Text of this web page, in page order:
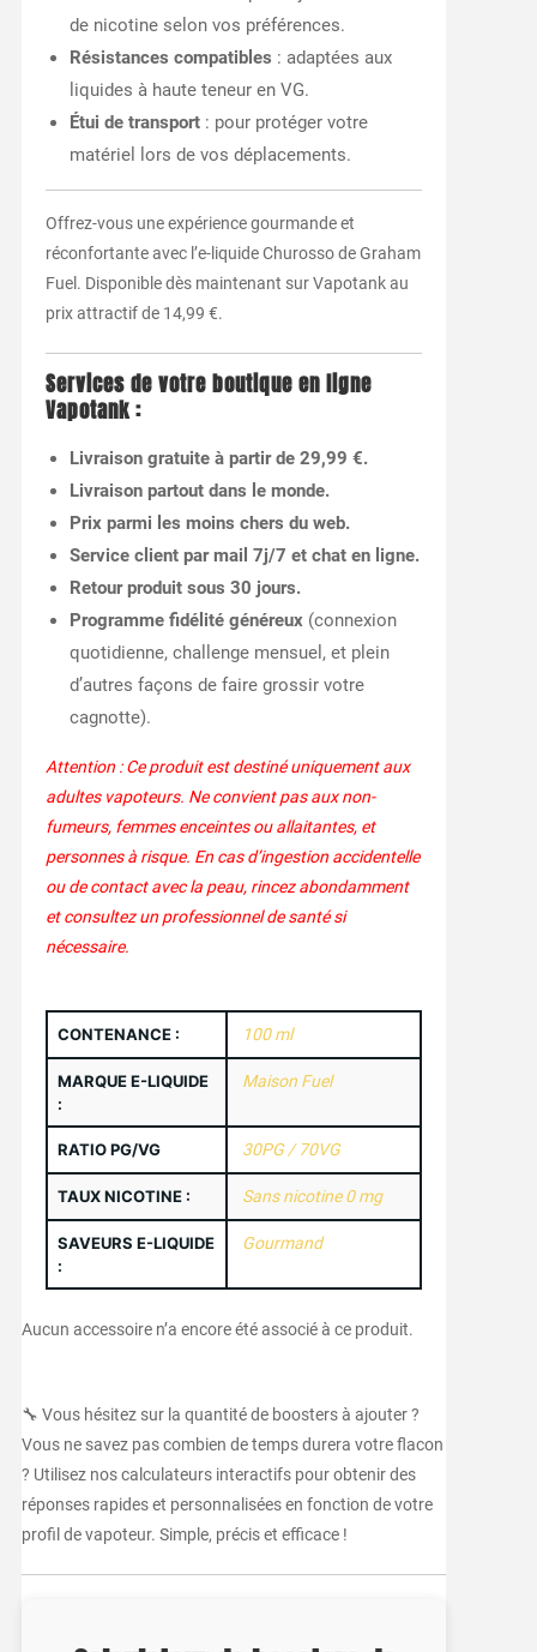
de nicotine selon vos préférences.
Résistances compatibles : adaptées aux
liquides à haute teneur en VG.
Étui de transport: pour protéger votre
matériel lors de vos déplacements.
Offrez-vous une expérience gourmande et
réconfortante avec l’e-liquide Churosso de Graham
Fuel. Disponible dès maintenant sur Vapotank au
prix attractif de 14,99 €.
Services de votre boutique en ligne
Vapotank :
Livraison gratuite à partir de 29,99 €.
Livraison partout dans le monde.
Prix parmi les moins chers du web.
Service client par mail 7j/7 et chat en ligne.
Retour produit sous 30 jours.
Programme fidélité généreux(connexion
quotidienne, challenge mensuel, et plein
d’autres façons de faire grossir votre
cagnotte).
Attention : Ce produit est destiné uniquement aux
adultes vapoteurs. Ne convient pas aux non-
fumeurs, femmes enceintes ou allaitantes, et
personnes à risque. En cas d’ingestion accidentelle
ou de contact avec la peau, rincez abondamment
et consultez un professionnel de santé si
nécessaire.
CONTENANCE : 100 ml
MARQUE E-LIQUIDE
:
Maison Fuel
RATIO PG/VG 30PG / 70VG
TAUX NICOTINE : Sans nicotine 0 mg
SAVEURS E-LIQUIDE
:
Gourmand
Aucun accessoire n’a encore été associé à ce produit.
🔧 Vous hésitez sur la quantité de boosters à ajouter ?
Vous ne savez pas combien de temps durera votre flacon
? Utilisez nos calculateurs interactifs pour obtenir des
réponses rapides et personnalisées en fonction de votre
profil de vapoteur. Simple, précis et efficace !